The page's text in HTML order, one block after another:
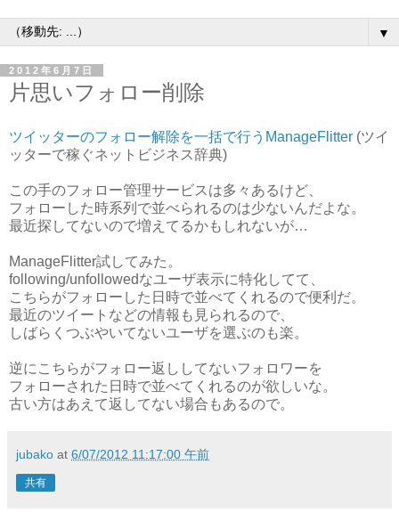
▼
2012年6月7日
片思いフォロー削除
ツイッターのフォロー解除を一括で行うManageFlitter (ツイ
ッターで稼ぐネットビジネス辞典)
この手のフォロー管理サービスは多々あるけど、
フォローした時系列で並べられるのは少ないんだよな。
最近探してないので増えてるかもしれないが…
ManageFlitter試してみた。
following/unfollowedなユーザ表示に特化してて、
こちらがフォローした日時で並べてくれるので便利だ。
最近のツイートなどの情報も見られるので、
しばらくつぶやいてないユーザを選ぶのも楽。
逆にこちらがフォロー返ししてないフォロワーを
フォローされた日時で並べてくれるのが欲しいな。
古い方はあえて返してない場合もあるので。
jubako at 6/07/2012 11:17:00 午前
共有